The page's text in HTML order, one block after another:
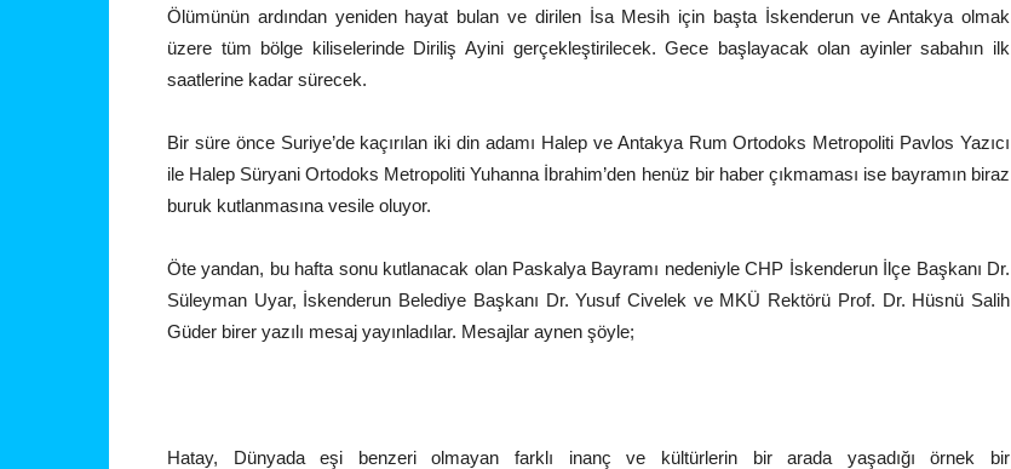
Ölümünün ardından yeniden hayat bulan ve dirilen İsa Mesih için başta İskenderun ve Antakya olmak
üzere tüm bölge kiliselerinde Diriliş Ayini gerçekleştirilecek. Gece başlayacak olan ayinler sabahın ilk
saatlerine kadar sürecek.
Bir süre önce Suriye’de kaçırılan iki din adamı Halep ve Antakya Rum Ortodoks Metropoliti Pavlos Yazıcı
ile Halep Süryani Ortodoks Metropoliti Yuhanna İbrahim’den henüz bir haber çıkmaması ise bayramın biraz
buruk kutlanmasına vesile oluyor.
Öte yandan, bu hafta sonu kutlanacak olan Paskalya Bayramı nedeniyle CHP İskenderun İlçe Başkanı Dr.
Süleyman Uyar, İskenderun Belediye Başkanı Dr. Yusuf Civelek ve MKÜ Rektörü Prof. Dr. Hüsnü Salih
Güder birer yazılı mesaj yayınladılar. Mesajlar aynen şöyle;
Hatay, Dünyada eşi benzeri olmayan farklı inanç ve kültürlerin bir arada yaşadığı örnek bir